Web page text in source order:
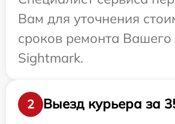
Вам для уточнения
сроков ремонта Вашего
Sightmark.
2
Выезд курьера за